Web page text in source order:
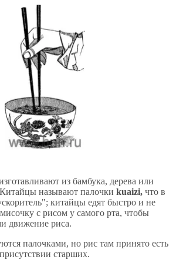
из бамбука, дерева или
называют палочки kuaizi, что в
китайцы едят быстро и не
с рисом у самого рта, чтобы
движение риса.
палочками, но рис там принято есть
старших.